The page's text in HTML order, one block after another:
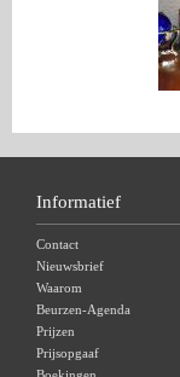
Informatief
Contact
Nieuwsbrief
Waarom
Beurzen-Agenda
Prijzen
Prijsopgaaf